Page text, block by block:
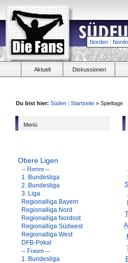
Norden |
Aktuell Diskussionen
Du bist hier: Süden | Startseite » Spieltage
Menü
Obere Ligen
-- Herren --
1. Bundesliga
2. Bundesliga
3. Liga
Regionalliga Bayern
Regionalliga Nord
Regionalliga Nordost
Regionalliga Südwest
Regionalliga West
DFB-Pokal
-- Frauen --
1. Bundesliga